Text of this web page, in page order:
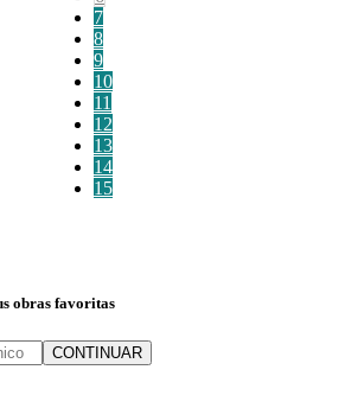
7
8
9
10
11
12
13
14
15
obras favoritas
CONTINUAR